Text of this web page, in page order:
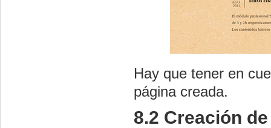
Hay que tener en
página creada.
8.2 Creación